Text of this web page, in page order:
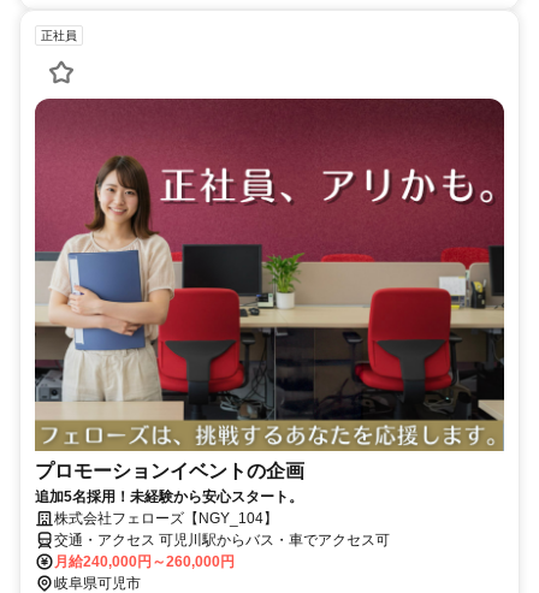
正社員
プロモーションイベントの企画
追加5名採用！未経験から安心スタート。
株式会社フェローズ【NGY_104】
交通・アクセス 可児川駅からバス・車でアクセス可
月給240,000円～260,000円
岐阜県可児市